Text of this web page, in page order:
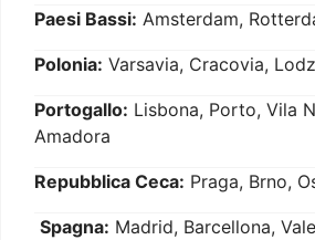
Paesi Bassi: Amsterdam,
Polonia: Varsavia, Cracovia,
Portogallo: Lisbona, Porto, Vila
Amadora
Repubblica Ceca: Praga, Brno,
Spagna: Madrid, Barcellona,